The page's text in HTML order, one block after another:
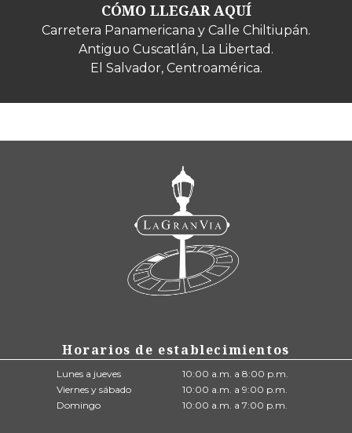
CÓMO LLEGAR AQUÍ
Carretera Panamericana y Calle Chiltiupán.
Antiguo Cuscatlán, La Libertad.
El Salvador, Centroamérica.
Horarios de establecimientos
Lunes a jueves
10:00 a.m. a 8:00 p.m.
Viernes y sábado
10:00 a.m. a 9:00 p.m.
Domingo
10:00 a.m. a 7:00 p.m.